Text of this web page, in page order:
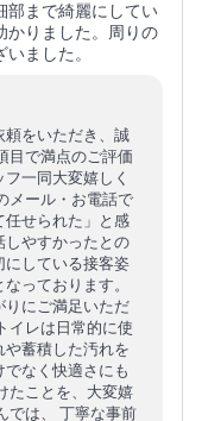
部まで綺麗にしてい
かりました。周りの
ました。
頼をいただき、誠
目で満点のご評価
一同大変嬉しく
メール・お電話で
任せられた」と感
しやすかったとの
にしている接客姿
っております。
りにご満足いただ
イレは日常的に使
や蓄積した汚れを
なく快適さにも
たことを、大変嬉
では、 丁寧な事前